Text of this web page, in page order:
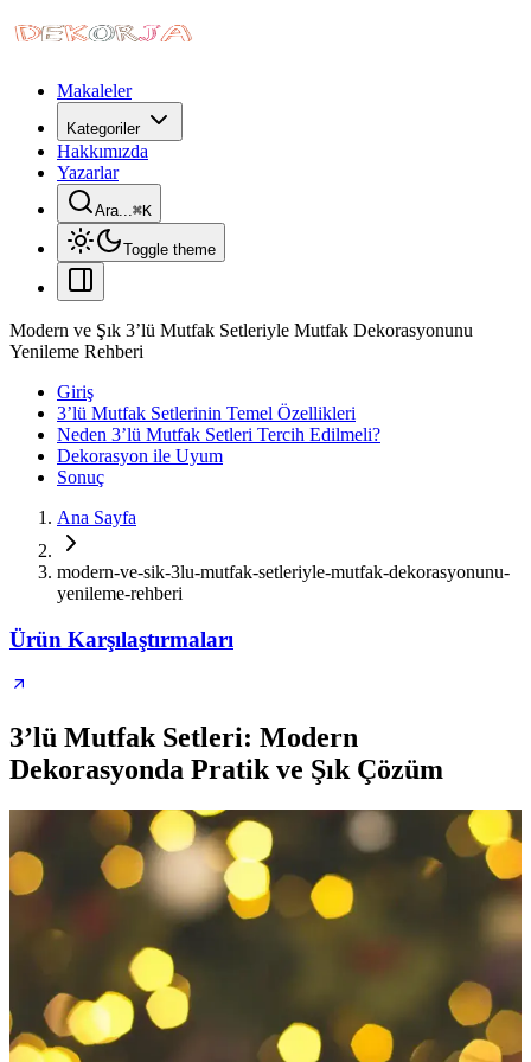
Makaleler
Kategoriler
Hakkımızda
Yazarlar
Ara...⌘K
Toggle theme
Modern ve Şık 3’lü Mutfak Setleriyle Mutfak Dekorasyonunu
Yenileme Rehberi
Giriş
3’lü Mutfak Setlerinin Temel Özellikleri
Neden 3’lü Mutfak Setleri Tercih Edilmeli?
Dekorasyon ile Uyum
Sonuç
Ana Sayfa
modern-ve-sik-3lu-mutfak-setleriyle-mutfak-dekorasyonunu-
yenileme-rehberi
Ürün Karşılaştırmaları
3’lü Mutfak Setleri: Modern
Dekorasyonda Pratik ve Şık Çözüm